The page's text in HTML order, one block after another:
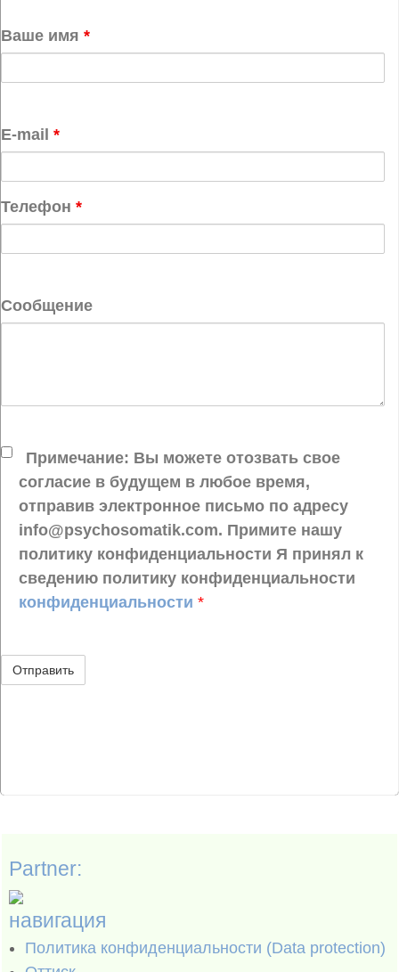
Ваше имя *
E-mail *
Телефон *
Сообщение
Примечание: Вы можете отозвать свое
согласие в будущем в любое время,
отправив электронное письмо по адресу
info@psychosomatik.com. Примите нашу
политику конфиденциальности Я принял к
сведению политику конфиденциальности
конфиденциальности *
Partner:
навигация
Политика конфиденциальности (Data protection)